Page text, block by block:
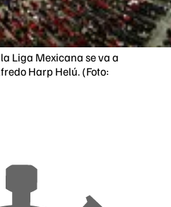
Liga Mexicana se va a
Harp Helú. (Foto: